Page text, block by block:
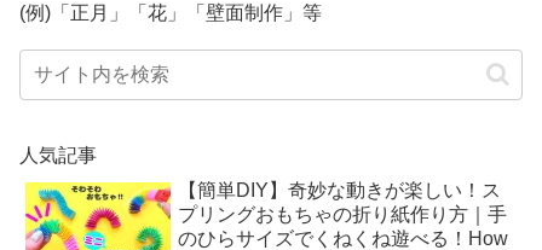
(例)「正月」「花」「壁面制作」等
人気記事
【簡単DIY】奇妙な動きが楽しい！ス
プリングおもちゃの折り紙作り方｜手
のひらサイズでくねくね遊べる！How